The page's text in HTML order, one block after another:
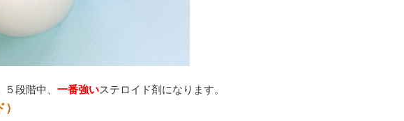
段階中、 一番強いステロイド剤になります。